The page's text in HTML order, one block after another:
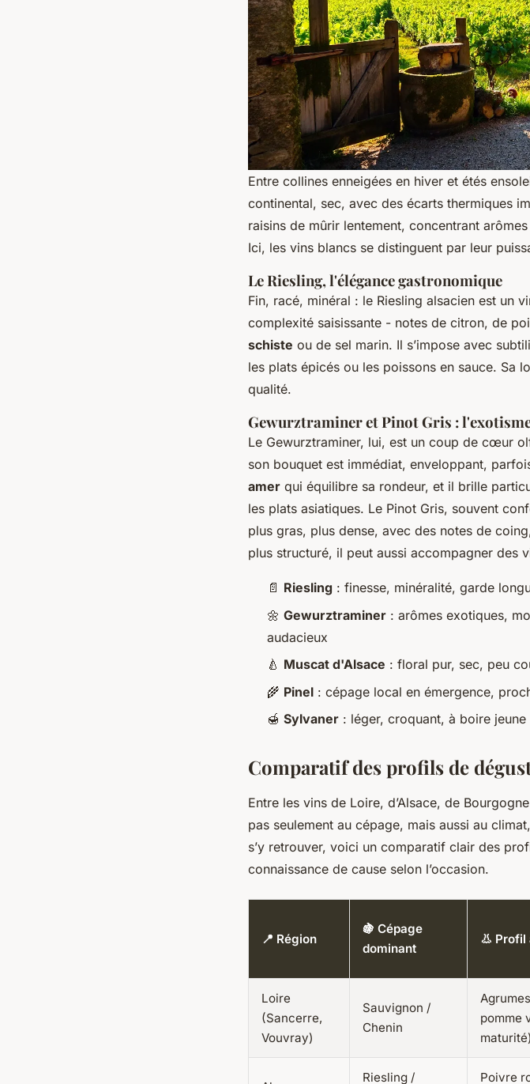
Entre collines enneigées en hiver et étés
continental, sec, avec des écarts thermiques
raisins de mûrir lentement, concentrant
Ici, les vins blancs se distinguent par leur
Le Riesling, l'élégance gastronomique
Fin, racé, minéral : le Riesling alsacien est un
complexité saisissante - notes de citron, de
schiste ou de sel marin. Il s’impose avec
les plats épicés ou les poissons en sauce. Sa
qualité.
Gewurztraminer et Pinot Gris :
Le Gewurztraminer, lui, est un coup de cœur
son bouquet est immédiat, enveloppant,
amer qui équilibre sa rondeur, et il brille
les plats asiatiques. Le Pinot Gris, souvent
plus gras, plus dense, avec des notes de
plus structuré, il peut aussi accompagner des
📄 Riesling : finesse, minéralité, garde
🌼 Gewurztraminer : arômes exotiques,
audacieux
🍐 Muscat d'Alsace : floral pur, sec, peu
🌾 Pinel : cépage local en émergence,
🍯 Sylvaner : léger, croquant, à boire
Comparatif des profils de
Entre les vins de Loire, d’Alsace, de
pas seulement au cépage, mais aussi au
s’y retrouver, voici un comparatif clair des
connaissance de cause selon l’occasion.
📍 Région
🍇 Cépage
dominant
👃
Loire
(Sancerre,
Vouvray)
Sauvignon /
Chenin
pomme
maturité)
Riesling / Poivre